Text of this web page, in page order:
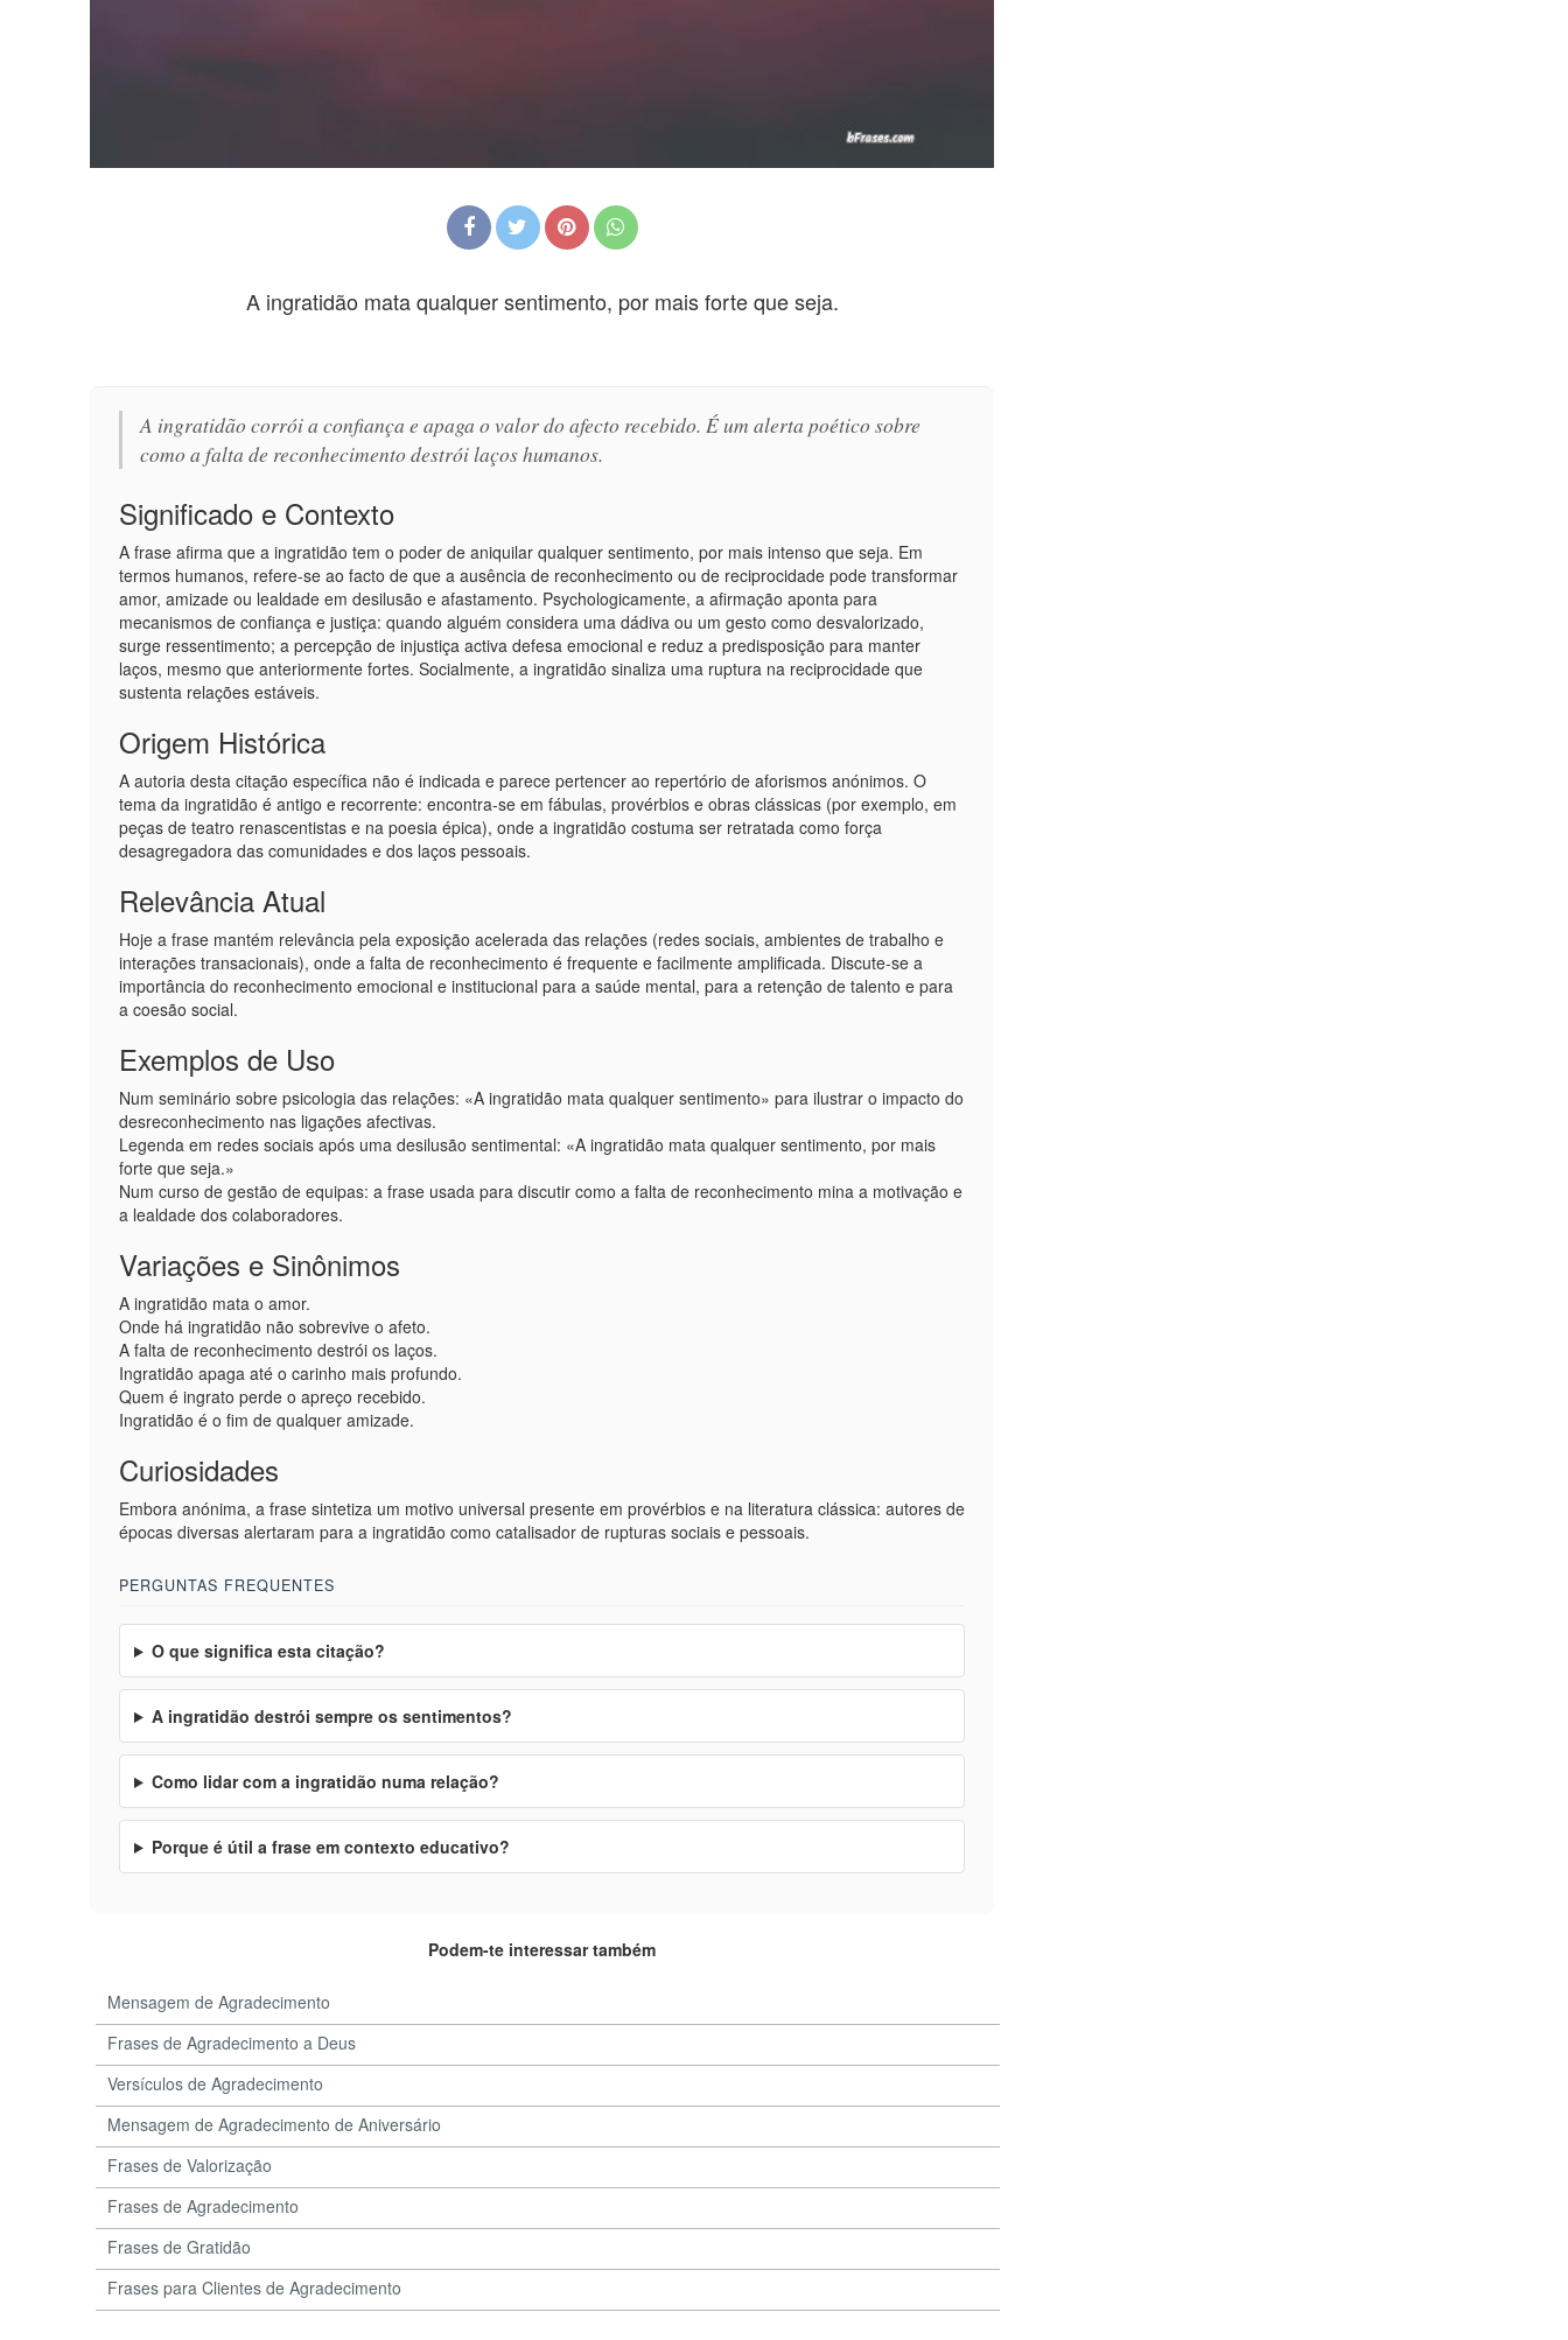
A ingratidão mata qualquer sentimento, por mais forte que seja.
A ingratidão corrói a confiança e apaga o valor do afecto recebido. É um alerta poético sobre
como a falta de reconhecimento destrói laços humanos.
Significado e Contexto
A frase afirma que a ingratidão tem o poder de aniquilar qualquer sentimento, por mais intenso que seja. Em
termos humanos, refere-se ao facto de que a ausência de reconhecimento ou de reciprocidade pode transformar
amor, amizade ou lealdade em desilusão e afastamento. Psychologicamente, a afirmação aponta para
mecanismos de confiança e justiça: quando alguém considera uma dádiva ou um gesto como desvalorizado,
surge ressentimento; a percepção de injustiça activa defesa emocional e reduz a predisposição para manter
laços, mesmo que anteriormente fortes. Socialmente, a ingratidão sinaliza uma ruptura na reciprocidade que
sustenta relações estáveis.
Origem Histórica
A autoria desta citação específica não é indicada e parece pertencer ao repertório de aforismos anónimos. O
tema da ingratidão é antigo e recorrente: encontra-se em fábulas, provérbios e obras clássicas (por exemplo, em
peças de teatro renascentistas e na poesia épica), onde a ingratidão costuma ser retratada como força
desagregadora das comunidades e dos laços pessoais.
Relevância Atual
Hoje a frase mantém relevância pela exposição acelerada das relações (redes sociais, ambientes de trabalho e
interações transacionais), onde a falta de reconhecimento é frequente e facilmente amplificada. Discute-se a
importância do reconhecimento emocional e institucional para a saúde mental, para a retenção de talento e para
a coesão social.
Exemplos de Uso
Num seminário sobre psicologia das relações: «A ingratidão mata qualquer sentimento» para ilustrar o impacto do
desreconhecimento nas ligações afectivas.
Legenda em redes sociais após uma desilusão sentimental: «A ingratidão mata qualquer sentimento, por mais
forte que seja.»
Num curso de gestão de equipas: a frase usada para discutir como a falta de reconhecimento mina a motivação e
a lealdade dos colaboradores.
Variações e Sinônimos
A ingratidão mata o amor.
Onde há ingratidão não sobrevive o afeto.
A falta de reconhecimento destrói os laços.
Ingratidão apaga até o carinho mais profundo.
Quem é ingrato perde o apreço recebido.
Ingratidão é o fim de qualquer amizade.
Curiosidades
Embora anónima, a frase sintetiza um motivo universal presente em provérbios e na literatura clássica: autores de
épocas diversas alertaram para a ingratidão como catalisador de rupturas sociais e pessoais.
PERGUNTAS FREQUENTES
O que significa esta citação?
A ingratidão destrói sempre os sentimentos?
Como lidar com a ingratidão numa relação?
Porque é útil a frase em contexto educativo?
Podem-te interessar também
Mensagem de Agradecimento
Frases de Agradecimento a Deus
Versículos de Agradecimento
Mensagem de Agradecimento de Aniversário
Frases de Valorização
Frases de Agradecimento
Frases de Gratidão
Frases para Clientes de Agradecimento